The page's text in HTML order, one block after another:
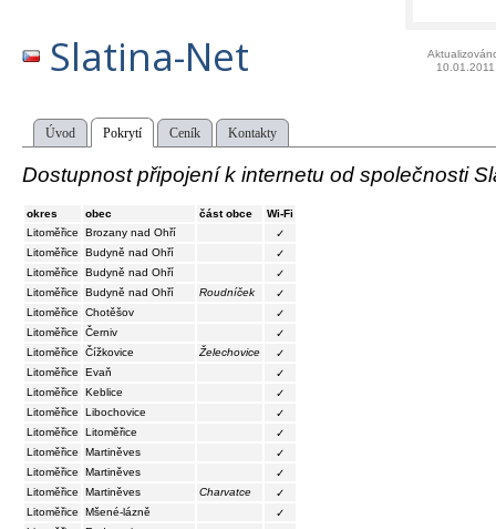
Slatina-Net
10.01.2011
Úvod Pokrytí Ceník Kontakty
Dostupnost připojení k internetu od společnosti
okres obec část obce
Wi-Fi
Litoměřice
Brozany nad Ohří
✓
Litoměřice
Budyně nad Ohří
✓
Litoměřice
Budyně nad Ohří
✓
Litoměřice
Budyně nad Ohří Roudníček
✓
Litoměřice
Chotěšov
✓
Litoměřice
Černiv
✓
Litoměřice
Čížkovice Želechovice
✓
Litoměřice
Evaň
✓
Litoměřice
Keblice
✓
Litoměřice
Libochovice
✓
Litoměřice
Litoměřice
✓
Litoměřice
Martiněves
✓
Litoměřice
Martiněves
✓
Litoměřice
Martiněves Charvatce
✓
Litoměřice
Mšené-lázně
✓